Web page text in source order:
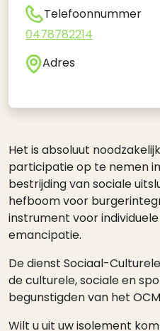
Het is absoluut
participatie op te nemen
bestrijding van sociale
hefboom voor
instrument voor
emancipatie.
De dienst Sociaal-
de culturele, sociale en
begunstigden van het
Wilt u uit uw isolement
Telefoonnummer
0478782214
Adres